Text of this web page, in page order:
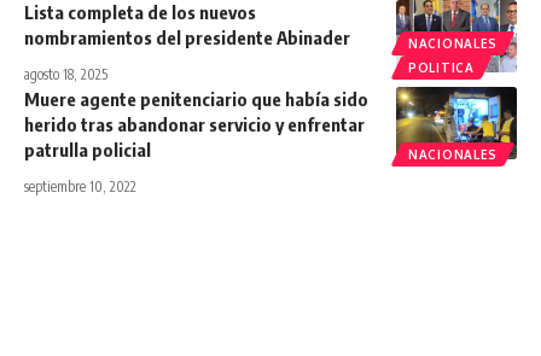
NACIONALES
POLITICA
Lista completa de los nuevos
nombramientos del presidente Abinader
agosto 18, 2025
NACIONALES
Muere agente penitenciario que había sido
herido tras abandonar servicio y enfrentar
patrulla policial
septiembre 10, 2022